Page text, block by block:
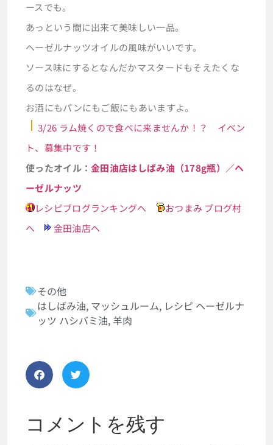
ースでも。
あっという間に出来て美味しい一品。
ヘーゼルナッツオイルの風味がいいです。
ソース味にするとなんだかマスタードもそえたくな
るのはなぜ。
お酒にもパンにもご飯にもあいますよ。
3/26 ラム焼くので食べに来ませんか！？ イベン
ト、募集中です！
使ったオイル：金田油店はしばみ油（178g瓶）／ヘ
ーゼルナッツ
レシピブログランキングへ
おつまみ ブログ村
へ
金田油店へ
その他
はしばみ油, マッシュルーム, レシピ ヘーゼルナ
ッツ ハシバミ油, 羊肉
コメントを残す